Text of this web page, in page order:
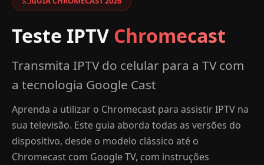
Teste IPTV Chromecast
Transmita IPTV do celular para a TV com
a tecnologia Google Cast
Aprenda a utilizar o Chromecast para assistir IPTV na
sua televisão. Este guia aborda todas as versões do
dispositivo, desde o modelo clássico até o
Chromecast com Google TV, com instruções